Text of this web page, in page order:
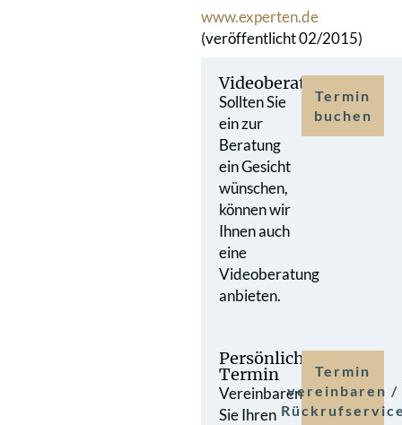
www.experten.de
(veröffentlicht 02/2015)
Videoberatung
Sollten Sie
ein zur
Beratung
ein Gesicht
wünschen,
können wir
Ihnen auch
eine
Videoberatung
anbieten.
Termin
buchen
Persönlicher
Termin
Vereinbaren
Sie Ihren
Termin
vereinbaren /